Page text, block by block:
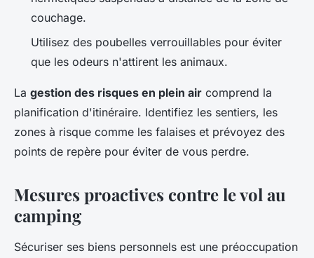
couchage.
Utilisez des poubelles verrouillables pour éviter
que les odeurs n'attirent les animaux.
La gestion des risques en plein air comprend la
planification d'itinéraire. Identifiez les sentiers, les
zones à risque comme les falaises et prévoyez des
points de repère pour éviter de vous perdre.
Mesures proactives contre le vol au
camping
Sécuriser ses biens personnels est une préoccupation